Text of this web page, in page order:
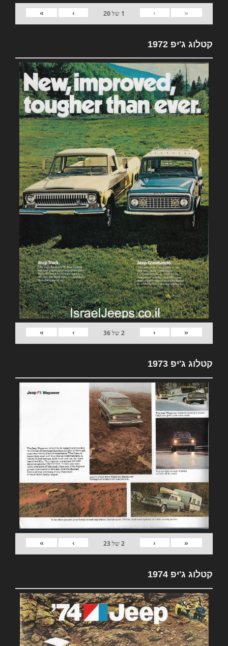
«
‹
1 של20
›
»
קטלוג ג'יפ 1972
«
‹
2של36
›
»
קטלוג ג'יפ 1973
«
‹
2של23
›
»
קטלוג ג'יפ 1974